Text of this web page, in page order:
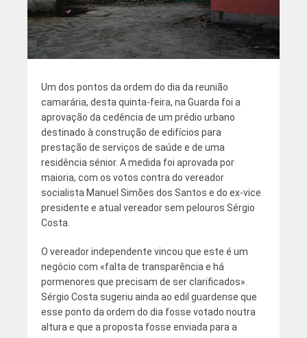
Um dos pontos da ordem do dia da reunião
camarária, desta quinta-feira, na Guarda foi a
aprovação da cedência de um prédio urbano
destinado à construção de edifícios para
prestação de serviços de saúde e de uma
residência sénior. A medida foi aprovada por
maioria, com os votos contra do vereador
socialista Manuel Simões dos Santos e do ex-vice
presidente e atual vereador sem pelouros Sérgio
Costa.
O vereador independente vincou que este é um
negócio com «falta de transparência e há
pormenores que precisam de ser clarificados».
Sérgio Costa sugeriu ainda ao edil guardense que
esse ponto da ordem do dia fosse votado noutra
altura e que a proposta fosse enviada para a